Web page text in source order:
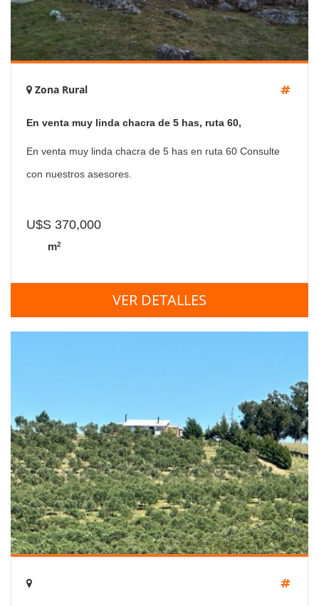
Zona Rural
En venta muy linda chacra de 5 has, ruta 60,
Maldonado
En venta muy linda chacra de 5 has en ruta 60 Consulte
con nuestros asesores.
U$S 370,000
m2
VER DETALLES